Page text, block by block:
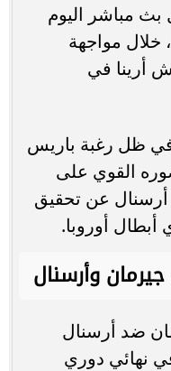
مباشر اليوم
خلال مواجهة
أرينا في
في ظل رغبة باريس
القوي على
أرسنال عن تحقيق
أبطال أوروبا.
وأرسنال
ضد أرسنال
30 مايو 2026، في نهائي دوري